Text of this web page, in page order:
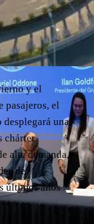
y el
pasajeros, el
una
chárter
alta demanda,
de
últimos años